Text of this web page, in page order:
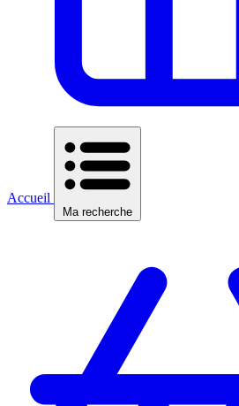
Accueil
Ma recherche